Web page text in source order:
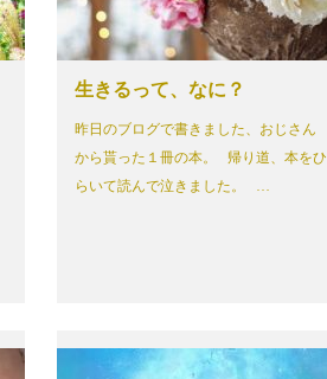
生きるって、なに？
昨日のブログで書きました、おじさん
から貰った１冊の本。 帰り道、本をひ
らいて読んで泣きました。 …